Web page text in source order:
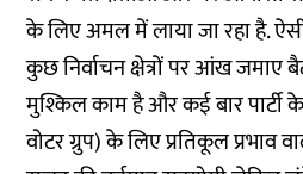
के लिए अमल में लाया जा रहा है.
कुछ निर्वाचन क्षेत्रों परआंख जमाए
मुश्किल काम है और कई बार
वोटर ग्रुप) के लिए प्रतिकूल प्रभाव